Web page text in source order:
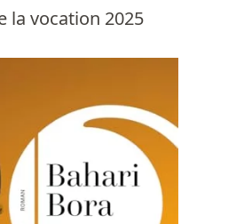
la vocation 2025
recommandés